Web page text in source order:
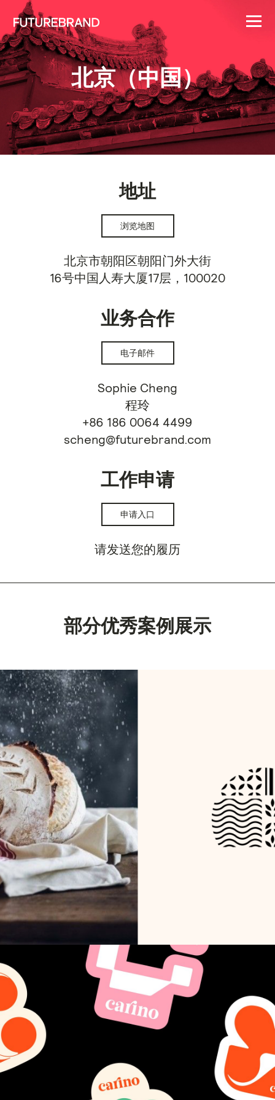
北京（中国）
地址
浏览地图
北京市朝阳区朝阳门外大街
16号中国人寿大厦17层，100020
业务合作
电子邮件
Sophie Cheng
程玲
+86 186 0064 4499
scheng@futurebrand.com
工作申请
申请入口
请发送您的履历
部分优秀案例展示